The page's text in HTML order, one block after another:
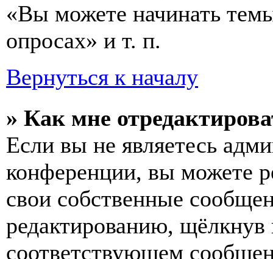
«Вы можете начинать
опросах» и т. п.
Вернуться к началу
» Как мне
Если вы не являетесь
конференции, вы можете
свои собственные
редактированию,
соответствующем